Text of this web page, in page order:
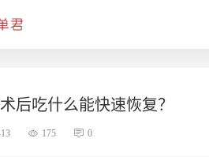
后吃什么能快速恢复？
175 0